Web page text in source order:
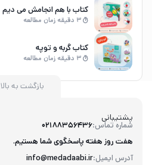
کتاب با هم انجامش می دیم
3 دقیقه زمان مطالعه
کتاب گربه و توپه
3 دقیقه زمان مطالعه
پشتیبانی
شماره تماس:02188356436
آدرس ایمیل:info@medadaabi.ir
هفت روز هفته پاسخگوی شما هستیم.
بازگشت به بالا